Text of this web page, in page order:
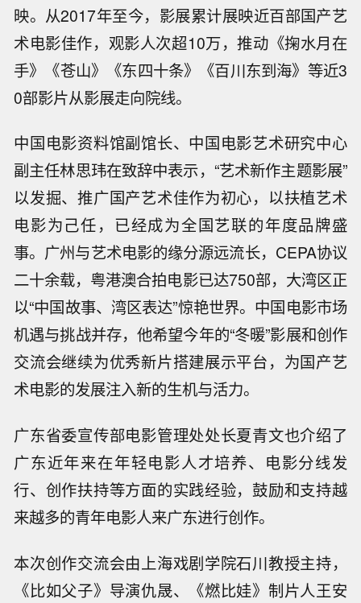
映。从2017年至今，影展累计展映近百部国产艺
术电影佳作，观影人次超10万，推动《掬水月在
手》《苍山》《东四十条》《百川东到海》等近3
0部影片从影展走向院线。
中国电影资料馆副馆长、中国电影艺术研究中心
副主任林思玮在致辞中表示，“艺术新作主题影展”
以发掘、推广国产艺术佳作为初心，以扶植艺术
电影为己任，已经成为全国艺联的年度品牌盛
事。广州与艺术电影的缘分源远流长，CEPA协议
二十余载，粤港澳合拍电影已达750部，大湾区正
以“中国故事、湾区表达”惊艳世界。中国电影市场
机遇与挑战并存，他希望今年的“冬暖”影展和创作
交流会继续为优秀新片搭建展示平台，为国产艺
术电影的发展注入新的生机与活力。
广东省委宣传部电影管理处处长夏青文也介绍了
广东近年来在年轻电影人才培养、电影分线发
行、创作扶持等方面的实践经验，鼓励和支持越
来越多的青年电影人来广东进行创作。
本次创作交流会由上海戏剧学院石川教授主持，
《比如父子》导演仇晟、《燃比娃》制片人王安